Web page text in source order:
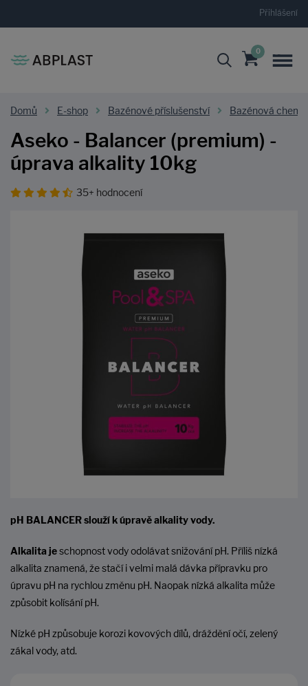
Přihlášení
0
Domů E-shop Bazénové příslušenství Bazénová
Aseko - Balancer (premium) -
úprava alkality 10kg
35+ hodnocení
pH BALANCER slouží k úpravě alkality vody.
Alkalita jeschopnost vody odolávat snižování pH. Příliš nízká
alkalita znamená, že stačí i velmi malá dávka přípravku pro
úpravu pH na rychlou změnu pH. Naopak nízká alkalita může
způsobit kolísání pH.
Nízké pH způsobuje korozi kovových dílů, dráždění očí, zelený
zákal vody, atd.